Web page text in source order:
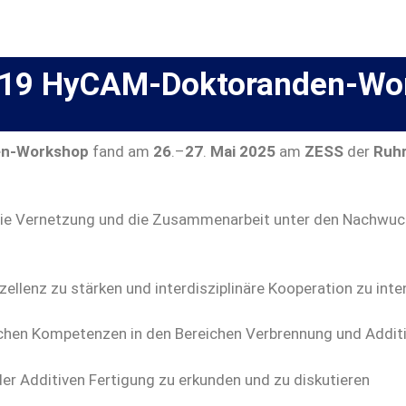
HyCAM-Doktoranden-
Workshop fand am 26 .–27 Mai 2025 am ZESS der
Vernetzung und die Zusammenarbeit unter den
zu stärken und interdisziplinäre Kooperation zu
Kompetenzen in den Bereichen Verbrennung und
Additiven Fertigung zu erkunden und zu diskutieren